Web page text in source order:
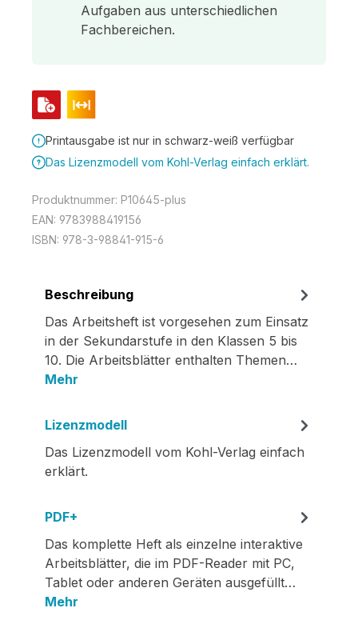
Aufgaben aus unterschiedlichen
Fachbereichen.
Printausgabe ist nur in schwarz-weiß verfügbar
Das Lizenzmodell vom Kohl-Verlag einfach erklärt.
Produktnummer: P10645-plus
EAN: 9783988419156
ISBN: 978-3-98841-915-6
Beschreibung
Das Arbeitsheft ist vorgesehen zum Einsatz
in der Sekundarstufe in den Klassen 5 bis
10. Die Arbeitsblätter enthalten Themen…
Mehr
Lizenzmodell
Das Lizenzmodell vom Kohl-Verlag einfach
erklärt.
PDF+
Das komplette Heft als einzelne interaktive
Arbeitsblätter, die im PDF-Reader mit PC,
Tablet oder anderen Geräten ausgefüllt…
Mehr